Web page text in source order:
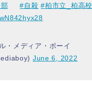
#自殺 #柏市立_柏高校
・メディア・ボーイ
June 6, 2022